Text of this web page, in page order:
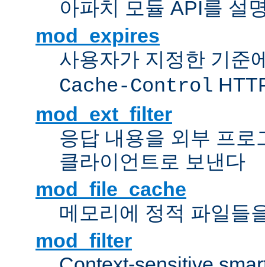
아파치 모듈 API를 설
mod_expires
사용자가 지정한 기준
Cache-Control
mod_ext_filter
응답 내용을 외부 프로
클라이언트로 보낸다
mod_file_cache
메모리에 정적 파일들
mod_filter